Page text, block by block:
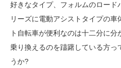
好きなタイプ、フォルムのロード
リーズに電動アシストタイプの
ト自転車が便利なのは十二分に
乗り換えるのを躊躇している方っ
うか?